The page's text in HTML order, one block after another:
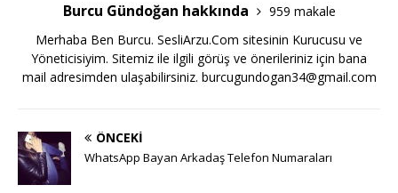
Burcu Gündoğan hakkında
959 makale
Merhaba Ben Burcu. SesliArzu.Com sitesinin Kurucusu ve
Yöneticisiyim. Sitemiz ile ilgili görüş ve önerileriniz için bana
mail adresimden ulaşabilirsiniz. burcugundogan34@gmail.com
ÖNCEKI
WhatsApp Bayan Arkadaş Telefon Numaraları